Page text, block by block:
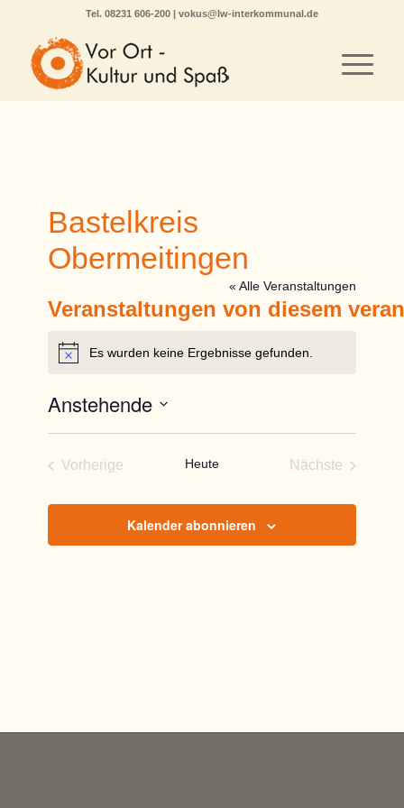
Tel. 08231 606-200 | vokus@lw-interkommunal.de
Bastelkreis
Obermeitingen
« Alle Veranstaltungen
Veranstaltungen von diesem
HinweisEs wurden keine Ergebnisse gefunden.
Anstehende
Vorherige
Heute
Nächste
Kalender abonnieren